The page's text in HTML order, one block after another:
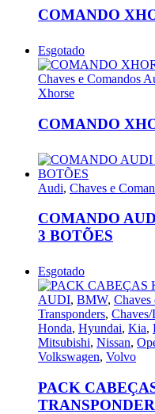
COMANDO
Esgotado
Chaves e Comandos
Xhorse
COMANDO
Audi, Chaves e
COMANDO
3 BOTÕES
Esgotado
AUDI, BMW, Chaves
Transponders,
Honda, Hyundai, Kia,
Mitsubishi, Nissan,
Volkswagen, Volvo
PACK
TRANSPONDER